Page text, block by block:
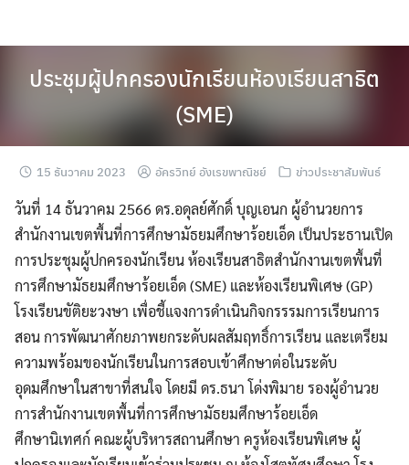
ประชุมผู้ปกครองนักเรียนห้องเรียนสาธิต
(SME)
15 ธันวาคม 2023 อัครวิทย์ อังเรขพาณิชย์ ข่าวประชาสัมพันธ์
วันที่ 14 ธันวาคม 2566 ดร.อดุลย์ศักดิ์ บุญเอนก ผู้อำนวยการ
สำนักงานเขตพื้นที่การศึกษามัธยมศึกษาร้อยเอ็ด เป็นประธานเปิด
การประชุมผู้ปกครองนักเรียน ห้องเรียนสาธิตสำนักงานเขตพื้นที่
การศึกษามัธยมศึกษาร้อยเอ็ด (SME) และห้องเรียนพิเศษ (GP)
โรงเรียนขัติยะวงษา เพื่อชี้แจงการดำเนินกิจกรรรมการเรียนการ
สอน การพัฒนาศักยภาพยกระดับผลสัมฤทธิ์การเรียน และเตรียม
ความพร้อมของนักเรียนในการสอบเข้าศึกษาต่อในระดับ
อุดมศึกษาในสาขาที่สนใจ โดยมี ดร.ธนา โด่งพิมาย รองผู้อำนวย
การสำนักงานเขตพื้นที่การศึกษามัธยมศึกษาร้อยเอ็ด
ศึกษานิเทศก์ คณะผู้บริหารสถานศึกษา ครูห้องเรียนพิเศษ ผู้